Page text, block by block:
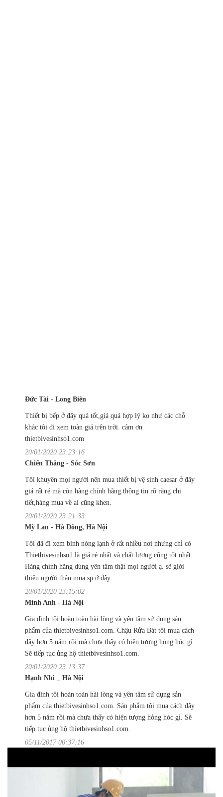
Đức Tài - Long Biên
Thiết bị bếp ở đây quá tốt,giá quá hợp lý ko như các chỗ
khác tôi đi xem toàn giá trên trời. cảm ơn
thietbivesinhso1.com
20/01/2020 23:23:16
Chiến Thắng - Sóc Sơn
Tôi khuyên mọi người nên mua thiết bị vệ sinh caesar ở đây
giá rất rẻ mà còn hàng chính hãng.thông tin rõ ràng chi
tiết,hàng mua về ai cũng khen.
20/01/2020 23:21:33
Mỹ Lan - Hà Đông, Hà Nội
Tôi đã đi xem bình nóng lạnh ở rất nhiều nơi nhưng chỉ có
Thietbivesinhso1 là giá rẻ nhất và chất lượng cũng tốt nhất.
Hàng chính hãng dùng yên tâm thật mọi người ạ. sẽ giới
thiệu người thân mua sp ở đây
20/01/2020 23:15:02
Minh Anh - Hà Nội
Gia đình tôi hoàn toàn hài lòng và yên tâm sử dụng sản
phẩm của thietbivesinhso1.com. Chậu Rửa Bát tôi mua cách
đây hơn 5 năm rồi mà chưa thấy có hiện tượng hỏng hóc gì.
Sẽ tiếp tục ủng hộ thietbivesinhso1.com.
20/01/2020 23:13:37
Hạnh Nhi _ Hà Nội
Gia đình tôi hoàn toàn hài lòng và yên tâm sử dụng sản
phẩm của thietbivesinhso1.com. Sản phẩm tôi mua cách đây
hơn 5 năm rồi mà chưa thấy có hiện tượng hỏng hóc gì. Sẽ
tiếp tục ủng hộ thietbivesinhso1.com.
05/11/2017 00:37:16